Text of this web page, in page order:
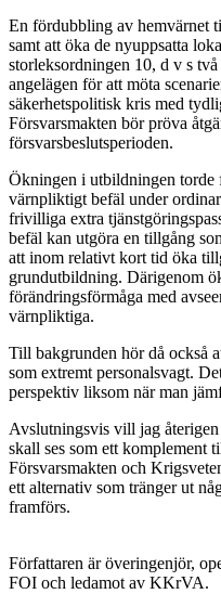
En fördubbling av hemvärnet
samt att öka de nyuppsatta
storleksordningen 10, d v s
angelägen för att möta
säkerhetspolitisk kris med
Försvarsmakten bör pröva
försvarsbeslutsperioden.
Ökningen i utbildningen torde
värnpliktigt befäl under
frivilliga extra
befäl kan utgöra en tillgång
att inom relativt kort tid öka
grundutbildning. Därigenom
förändringsförmåga med
värnpliktiga.
Till bakgrunden hör då också
som extremt personalsvagt.
perspektiv liksom när man
Avslutningsvis vill jag
skall ses som ett komplement
Försvarsmakten och
ett alternativ som tränger ut
framförs.
Författaren är överingenjör,
FOI och ledamot av KKrVA.